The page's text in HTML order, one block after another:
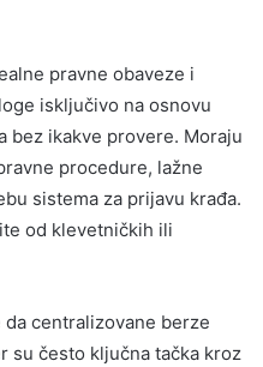
pravne obaveze i
isključivo na osnovu
bez ikakve provere. Moraju
procedure, lažne
sistema za prijavu krađa.
od klevetničkih ili
centralizovane berze
su često ključna tačka kroz